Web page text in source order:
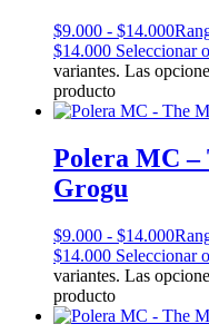
$9.000 - $14.000
$14.000 Seleccionar
variantes. Las
producto
Polera MC –
Grogu
$9.000 - $14.000
$14.000 Seleccionar
variantes. Las
producto